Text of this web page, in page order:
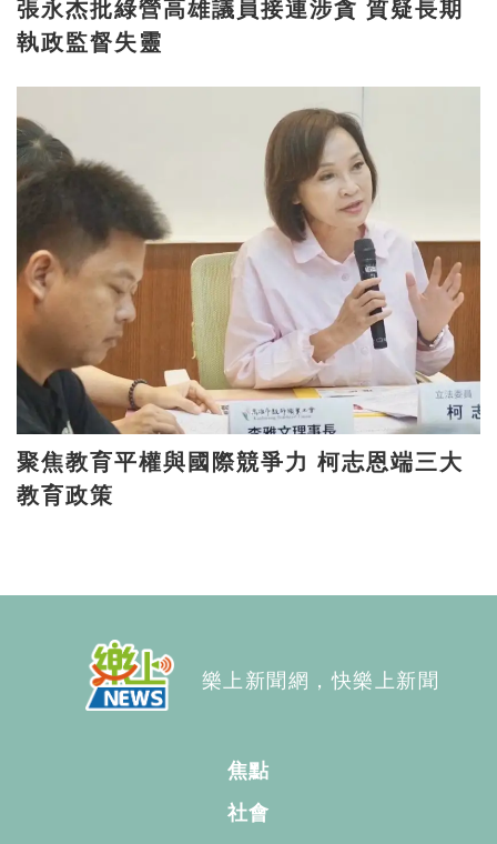
張永杰批綠營高雄議員接連涉貪 質疑長期
執政監督失靈
聚焦教育平權與國際競爭力 柯志恩端三大
教育政策
樂上新聞網，快樂上新聞
焦點
社會